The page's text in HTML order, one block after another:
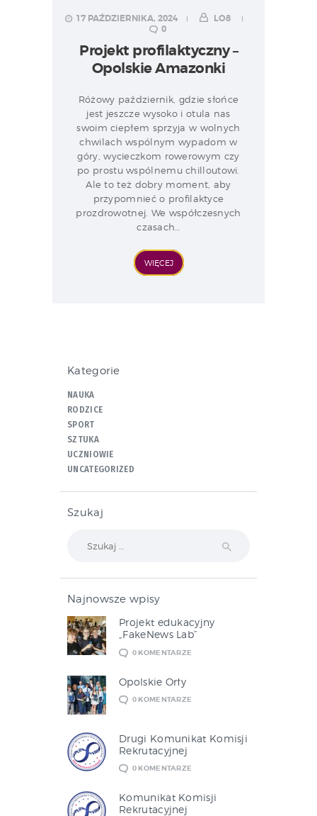
17 PAŹDZIERNIKA, 2024
LO8
0
Projekt profilaktyczny –
Opolskie Amazonki
Różowy październik, gdzie słońce
jest jeszcze wysoko i otula nas
swoim ciepłem sprzyja w wolnych
chwilach wspólnym wypadom w
góry, wycieczkom rowerowym czy
po prostu wspólnemu chilloutowi.
Ale to też dobry moment, aby
przypomnieć o profilaktyce
prozdrowotnej. We współczesnych
czasach…
WIĘCEJ
Kategorie
NAUKA
RODZICE
SPORT
SZTUKA
UCZNIOWIE
UNCATEGORIZED
Szukaj
Najnowsze wpisy
Projekt edukacyjny
„FakeNews Lab”
0 KOMENTARZE
Opolskie Orły
0 KOMENTARZE
Drugi Komunikat Komisji
Rekrutacyjnej
0 KOMENTARZE
Komunikat Komisji
Rekrutacyjnej